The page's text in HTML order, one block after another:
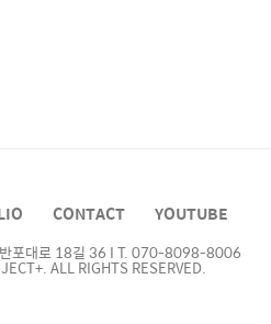
CONTACT YOUTUBE
반포대로 18길 36 I T. 070-8098-8006
ALL RIGHTS RESERVED.